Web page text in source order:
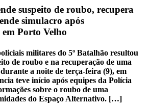
suspeito de roubo, recupera
simulacro após
Porto Velho
militares do 5º Batalhão resultou
de roubo e na recuperação de uma
a noite de terça-feira (9), em
teve início após equipes da Polícia
sobre o roubo de uma
do Espaço Alternativo. […]